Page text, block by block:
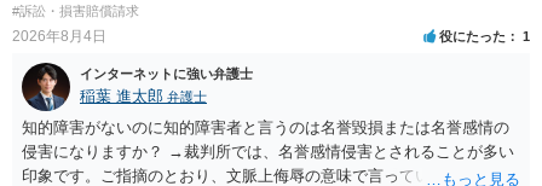
#訴訟・損害賠償請求
2026年8月4日 役にたった 1
インターネットに強い弁護士
稲葉 進太郎 弁護士
知的障害がないのに知的障害者と言うのは名誉毀損または名誉感情の
侵害になりますか？ →裁判所では、名誉感情侵害とされることが多い
印象です。ご指摘のとおり、文脈上侮辱の意味で言っている点も加味